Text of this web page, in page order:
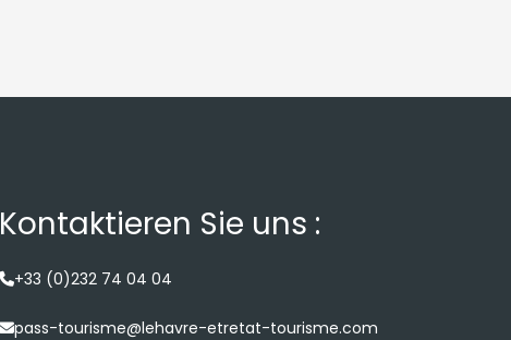
Kontaktieren Sie uns :
+33 (0)232 74 04 04
pass-tourisme@lehavre-etretat-tourisme.com